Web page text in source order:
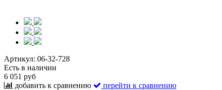
Артикул: 06-32-728
Есть в наличии
6 051 руб
добавить к сравнению
перейти к сравнению